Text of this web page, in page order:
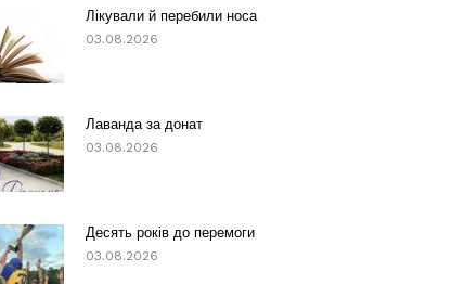
Лікували й перебили носа
03.08.2026
Лаванда за донат
03.08.2026
Десять років до перемоги
03.08.2026